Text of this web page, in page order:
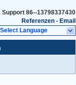
Support 86--13798337430
Referenzen - Email
Select Language